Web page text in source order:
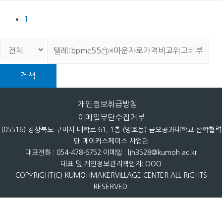
1
검색
개인정보취급방침
이메일무단수집거부
(05516) 경상북도 구미시 대학로 61, 1층 (양호동) 금오공과대학교 산학협력
단 메이커스페이스 사업단
대표전화 : 054-478-6752 이메일 : ljh3528@kumoh.ac.kr
대표 및 개인정보관리책임자: OOO
COPYRIGHT(C) KUMOHMAKERVILLAGE CENTER ALL RIGHTS
RESERVED.